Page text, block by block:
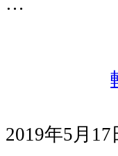
2019年5月